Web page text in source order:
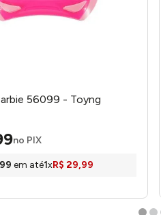
56099 - Toyng
no PIX
99 em até1xR$ 29,99